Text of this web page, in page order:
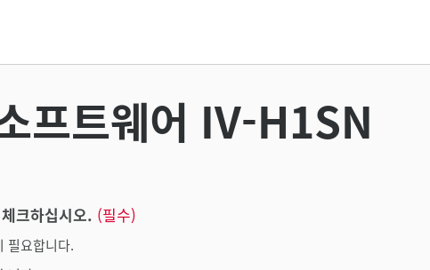
프트웨어 IV-H1SN
크하십시오. (필수)
필요합니다.